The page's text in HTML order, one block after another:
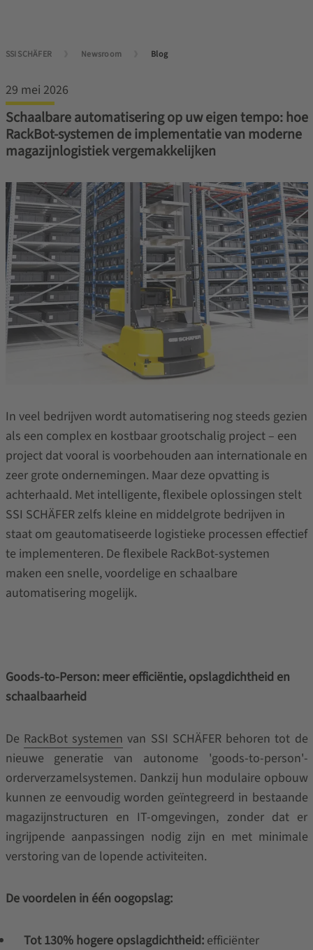
SSI SCHÄFER Newsroom Blog
29 mei 2026
Schaalbare automatisering op uw eigen tempo: hoe
RackBot-systemen de implementatie van moderne
magazijnlogistiek vergemakkelijken
In veel bedrijven wordt automatisering nog steeds gezien
als een complex en kostbaar grootschalig project – een
project dat vooral is voorbehouden aan internationale en
zeer grote ondernemingen. Maar deze opvatting is
achterhaald. Met intelligente, flexibele oplossingen stelt
SSI SCHÄFER zelfs kleine en middelgrote bedrijven in
staat om geautomatiseerde logistieke processen effectief
te implementeren. De flexibele RackBot-systemen
maken een snelle, voordelige en schaalbare
automatisering mogelijk.
Goods-to-Person: meer efficiëntie, opslagdichtheid en
schaalbaarheid
De RackBot systemen van SSI SCHÄFER behoren tot de
nieuwe generatie van autonome 'goods-to-person'-
orderverzamelsystemen. Dankzij hun modulaire opbouw
kunnen ze eenvoudig worden geïntegreerd in bestaande
magazijnstructuren en IT-omgevingen, zonder dat er
ingrijpende aanpassingen nodig zijn en met minimale
verstoring van de lopende activiteiten.
De voordelen in één oogopslag:
Tot 130% hogere opslagdichtheid:efficiënter